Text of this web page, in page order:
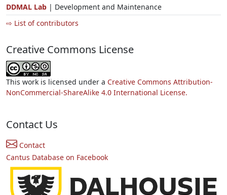
DDMAL Lab | Development and Maintenance
⇨ List of contributors
Creative Commons License
This work is licensed under a Creative Commons Attribution-
NonCommercial-ShareAlike 4.0 International License.
Contact Us
Contact
Cantus Database on Facebook